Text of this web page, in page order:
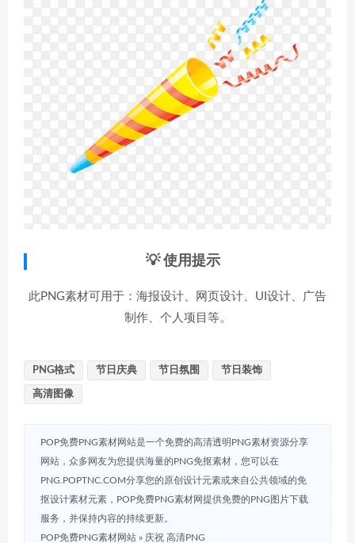
💡 使用提示
此PNG素材可用于：海报设计、网页设计、UI设计、广告
制作、个人项目等。
PNG格式 节日庆典 节日氛围 节日装饰
高清图像
POP免费PNG素材网站是一个免费的高清透明PNG素材资源分享
网站，众多网友为您提供海量的PNG免抠素材，您可以在
PNG.POPTNC.COM分享您的原创设计元素或来自公共领域的免
抠设计素材元素，POP免费PNG素材网提供免费的PNG图片下载
服务，并保持内容的持续更新。
POP免费PNG素材网站 » 庆祝 高清PNG